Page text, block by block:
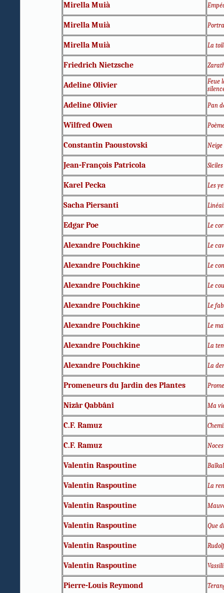
Mirella Muià
Mirella Muià
Mirella Muià La
Friedrich Nietzsche
Adeline Olivier
Feue
Adeline Olivier Pan
Wilfred Owen
Constantin Paoustovski
Jean-François Patricola Siciles
Karel Pecka Les
Sacha Piersanti
Edgar Poe Le
Alexandre Pouchkine Le
Alexandre Pouchkine Le
Alexandre Pouchkine Le
Alexandre Pouchkine Le
Alexandre Pouchkine Le
Alexandre Pouchkine La
Alexandre Pouchkine La
Promeneurs du Jardin des Plantes
Nizâr Qabbânî Ma
C.F. Ramuz
C.F. Ramuz Noces
Valentin Raspoutine Baïkal
Valentin Raspoutine La
Valentin Raspoutine
Valentin Raspoutine Que
Valentin Raspoutine
Valentin Raspoutine
Pierre-Louis Reymond